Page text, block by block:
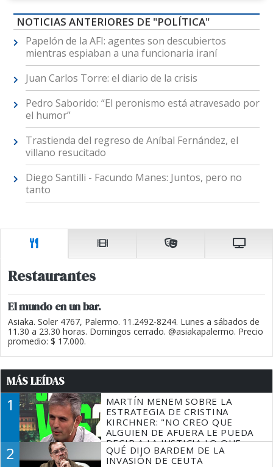
NOTICIAS ANTERIORES DE "POLÍTICA"
Papelón de la AFI: agentes son descubiertos
mientras espiaban a una funcionaria iraní
Juan Carlos Torre: el diario de la crisis
Pedro Saborido: “El peronismo está atravesado por
el humor”
Trastienda del regreso de Aníbal Fernández, el
villano resucitado
Diego Santilli - Facundo Manes: Juntos, pero no
tanto
Restaurantes
El mundo en un bar.
Asiaka. Soler 4767, Palermo. 11.2492-8244. Lunes a sábados de
11.30 a 23.30 horas. Domingos cerrado. @asiakapalermo. Precio
promedio: $ 17.000.
MÁS LEÍDAS
1
MARTÍN MENEM SOBRE LA
ESTRATEGIA DE CRISTINA
KIRCHNER: "NO CREO QUE
ALGUIEN DE AFUERA LE PUEDA
DECIR A LA JUSTICIA LO QUE
TIENE QUE HACER"
2
QUÉ DIJO BARDEM DE LA
INVASIÓN DE CEUTA